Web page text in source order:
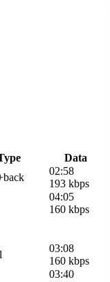
Data
02:58
193 kbps
04:05
160 kbps
03:08
160 kbps
03:40